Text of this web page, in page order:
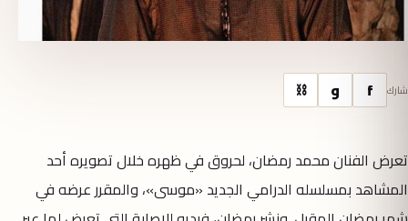
شارك f و ⛓
تعرض الفنان محمد رمضان، لحروق في ظهره خلال تصويره أحد
المشاهد بمسلسله الدرامي الجديد «موسى»، والمقرر عرضه في